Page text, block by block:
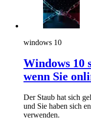
windows 10
Windows 10
wenn Sie
Der Staub hat sich
und Sie haben sich
verwenden.